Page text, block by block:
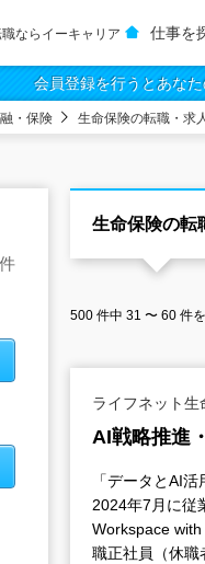
ならイーキャリア 仕事を
会員登録を行うとあな
・保険 生命保険の転職・求
生命保険の転
500 件中 31 〜 60 件
ライフネット生
AI戦略推進
「データとAI
2024年7月に従
Workspace
職正社員（休職
件